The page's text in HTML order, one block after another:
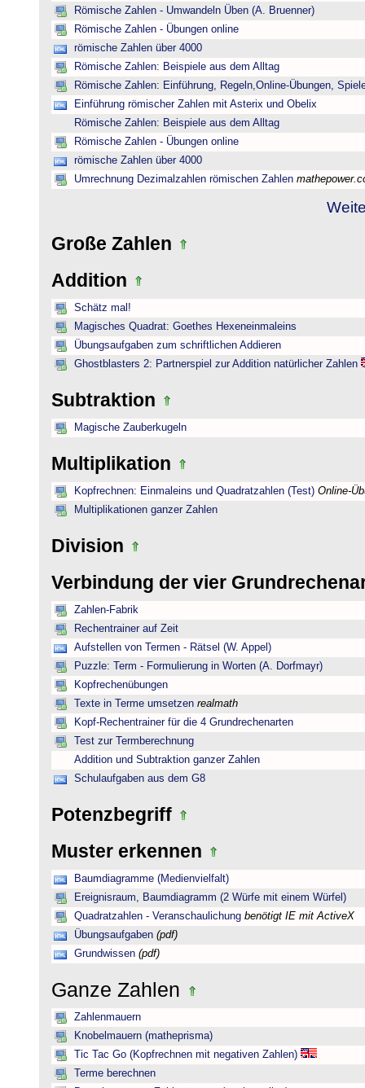
Römische Zahlen - Umwandeln Üben (A. Bruenner)
Römische Zahlen - Übungen online
römische Zahlen über 4000
Römische Zahlen: Beispiele aus dem Alltag
Römische Zahlen: Einführung, Regeln,Online-Übungen,
Einführung römischer Zahlen mit Asterix und Obelix
Römische Zahlen: Beispiele aus dem Alltag
Römische Zahlen - Übungen online
römische Zahlen über 4000
Umrechnung Dezimalzahlen römischen Zahlen
Große Zahlen
Addition
Schätz mal!
Magisches Quadrat: Goethes Hexeneinmaleins
Übungsaufgaben zum schriftlichen Addieren
Ghostblasters 2: Partnerspiel zur Addition natürlicher Zahlen
Subtraktion
Magische Zauberkugeln
Multiplikation
Kopfrechnen: Einmaleins und Quadratzahlen (Test) Online-
Multiplikationen ganzer Zahlen
Division
Verbindung der vier
Zahlen-Fabrik
Rechentrainer auf Zeit
Aufstellen von Termen - Rätsel (W. Appel)
Puzzle: Term - Formulierung in Worten (A. Dorfmayr)
Kopfrechenübungen
Texte in Terme umsetzen realmath
Kopf-Rechentrainer für die 4 Grundrechenarten
Test zur Termberechnung
Addition und Subtraktion ganzer Zahlen
Schulaufgaben aus dem G8
Potenzbegriff
Muster erkennen
Baumdiagramme (Medienvielfalt)
Ereignisraum, Baumdiagramm (2 Würfe mit einem Würfel)
Quadratzahlen - Veranschaulichung benötigt IE mit ActiveX
Übungsaufgaben (pdf)
Grundwissen (pdf)
Ganze Zahlen
Zahlenmauern
Knobelmauern (matheprisma)
Tic Tac Go (Kopfrechnen mit negativen Zahlen)
Terme berechnen